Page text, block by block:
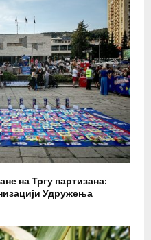
на Тргу партизана:
Удружења